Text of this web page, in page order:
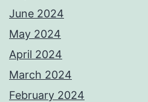
June 2024
May 2024
April 2024
March 2024
February 2024